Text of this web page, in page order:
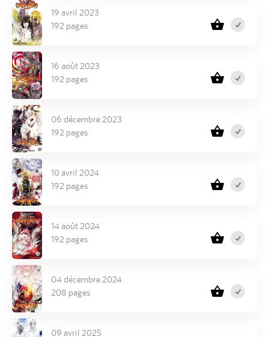
19 avril 2023
192 pages
16 août 2023
192 pages
06 décembre 2023
192 pages
10 avril 2024
192 pages
14 août 2024
192 pages
04 décembre 2024
208 pages
09 avril 2025